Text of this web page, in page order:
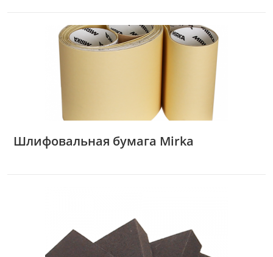
Шлифовальная бумага Mirka